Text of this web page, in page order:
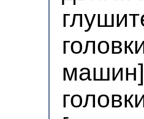
машин]